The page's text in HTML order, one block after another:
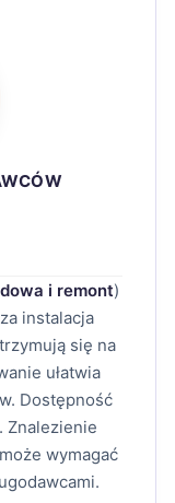
i remont)
instalacja
się na
ułatwia
Dostępność
Znalezienie
wymagać